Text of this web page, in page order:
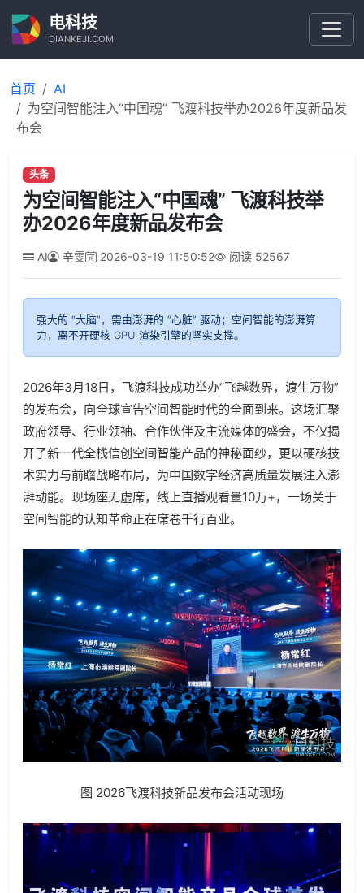
电科技
DIANKEJI.COM
首页
AI
为空间智能注入“中国魂” 飞渡科技举办2026年度新品发
布会
头条
为空间智能注入“中国魂” 飞渡科技举
办2026年度新品发布会
AI 辛雯 2026-03-19 11:50:52 阅读 52567
强大的 “大脑”，需由澎湃的 “心脏” 驱动；空间智能的澎湃算
力，离不开硬核 GPU 渲染引擎的坚实支撑。
2026年3月18日，飞渡科技成功举办“飞越数界，渡生万物”
的发布会，向全球宣告空间智能时代的全面到来。这场汇聚
政府领导、行业领袖、合作伙伴及主流媒体的盛会，不仅揭
开了新一代全栈信创空间智能产品的神秘面纱，更以硬核技
术实力与前瞻战略布局，为中国数字经济高质量发展注入澎
湃动能。现场座无虚席，线上直播观看量10万+，一场关于
空间智能的认知革命正在席卷千行百业。
图 2026飞渡科技新品发布会活动现场